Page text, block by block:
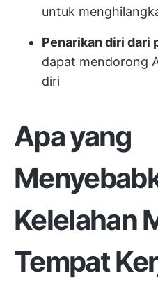
untuk
Penarikan diri dari
dapat mendorong
diri
Apa yang
Kelelahan
Tempat